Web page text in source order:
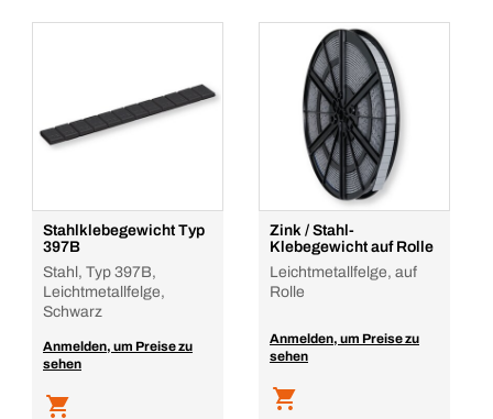
Stahlklebegewicht Typ
397B
Stahl, Typ 397B,
Leichtmetallfelge,
Schwarz
Anmelden, um Preise zu
sehen
Zink / Stahl-
Klebegewicht auf Rolle
Leichtmetallfelge, auf
Rolle
Anmelden, um Preise zu
sehen